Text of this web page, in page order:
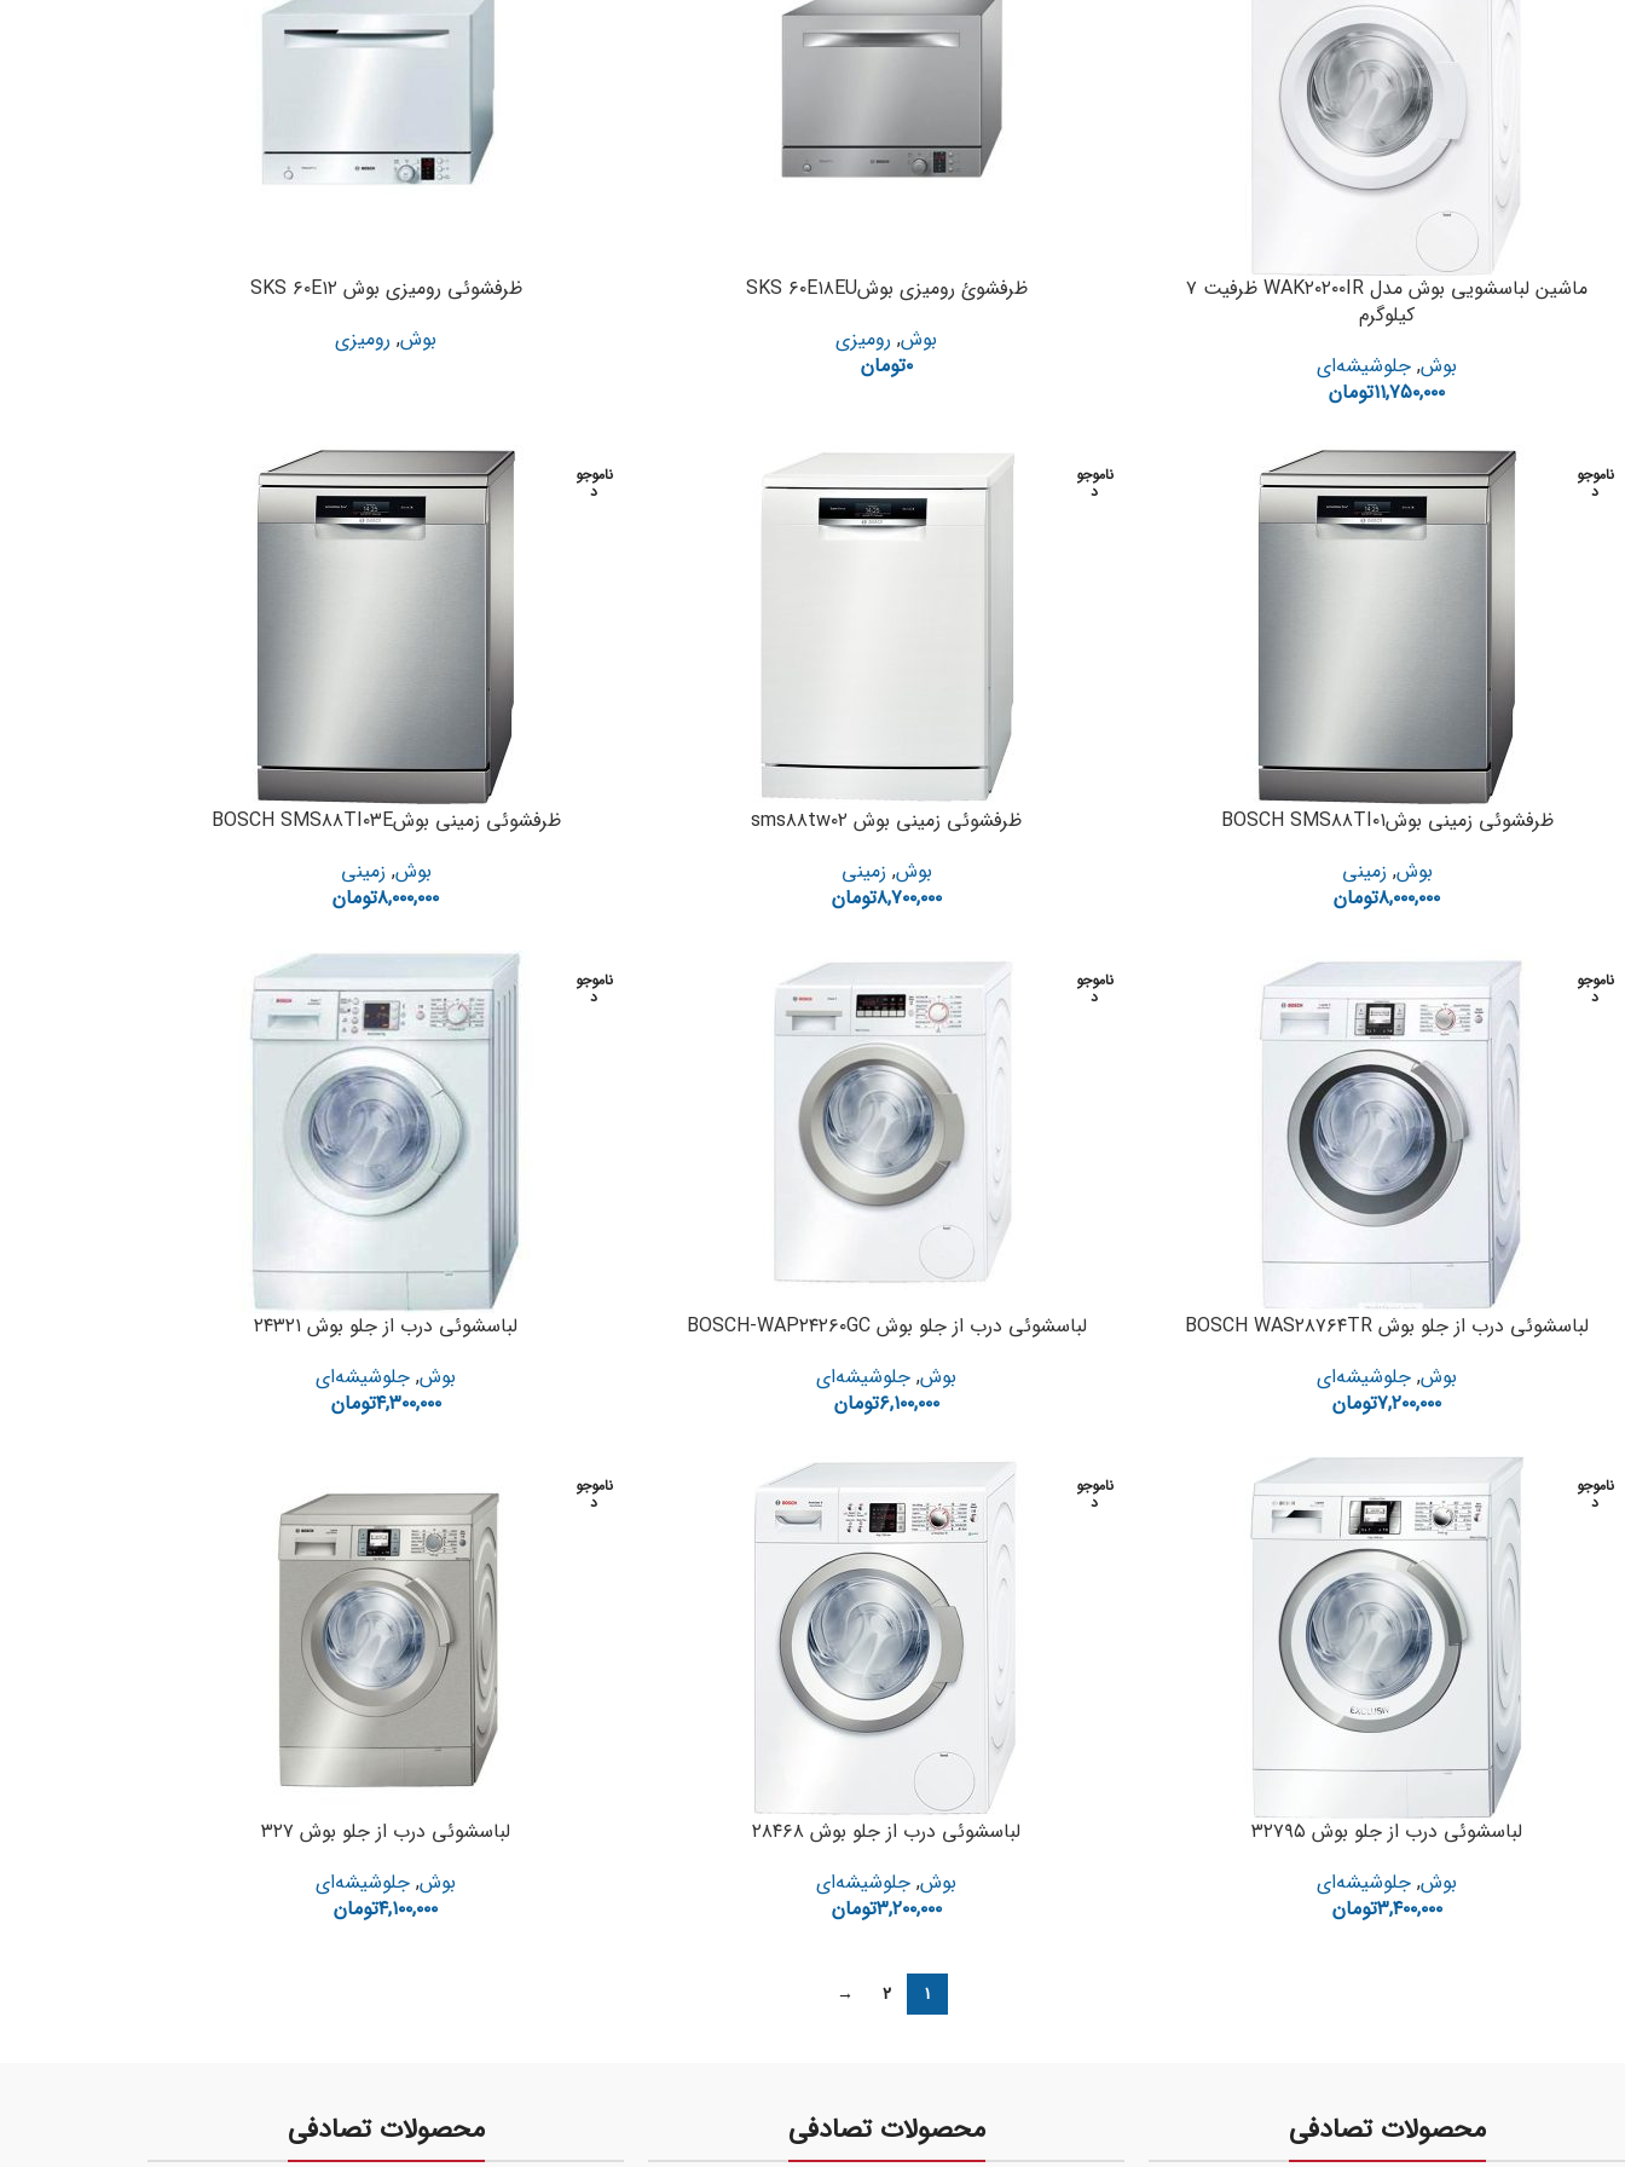
ماشین لباسشویی بوش مدل WAK۲۰۲۰۰IR ظرفیت ۷
کیلوگرم
بوش, جلوشیشه‌ای
۱۱,۷۵۰,۰۰۰تومان
ظرفشوئ رومیزی بوشSKS ۶۰E۱۸EU
بوش, رومیزی
۰تومان
ظرفشوئی رومیزی بوش SKS ۶۰E۱۲
بوش, رومیزی
ناموجو
د
ظرفشوئی زمینی بوشBOSCH SMS۸۸TI۰۱
بوش, زمینی
۸,۰۰۰,۰۰۰تومان
ناموجو
د
ظرفشوئی زمینی بوش sms۸۸tw۰۲
بوش, زمینی
۸,۷۰۰,۰۰۰تومان
ناموجو
د
ظرفشوئی زمینی بوشBOSCH SMS۸۸TI۰۳E
بوش, زمینی
۸,۰۰۰,۰۰۰تومان
ناموجو
د
لباسشوئی درب از جلو بوش BOSCH WAS۲۸۷۶۴TR
بوش, جلوشیشه‌ای
۷,۲۰۰,۰۰۰تومان
ناموجو
د
لباسشوئی درب از جلو بوش BOSCH-WAP۲۴۲۶۰GC
بوش, جلوشیشه‌ای
۶,۱۰۰,۰۰۰تومان
ناموجو
د
لباسشوئی درب از جلو بوش ۲۴۳۲۱
بوش, جلوشیشه‌ای
۴,۳۰۰,۰۰۰تومان
ناموجو
د
لباسشوئی درب از جلو بوش ۳۲۷۹۵
بوش, جلوشیشه‌ای
۳,۴۰۰,۰۰۰تومان
ناموجو
د
لباسشوئی درب از جلو بوش ۲۸۴۶۸
بوش, جلوشیشه‌ای
۳,۲۰۰,۰۰۰تومان
ناموجو
د
لباسشوئی درب از جلو بوش ۳۲۷
بوش, جلوشیشه‌ای
۴,۱۰۰,۰۰۰تومان
۱ ۲ →
محصولات تصادفی محصولات تصادفی محصولات تصادفی